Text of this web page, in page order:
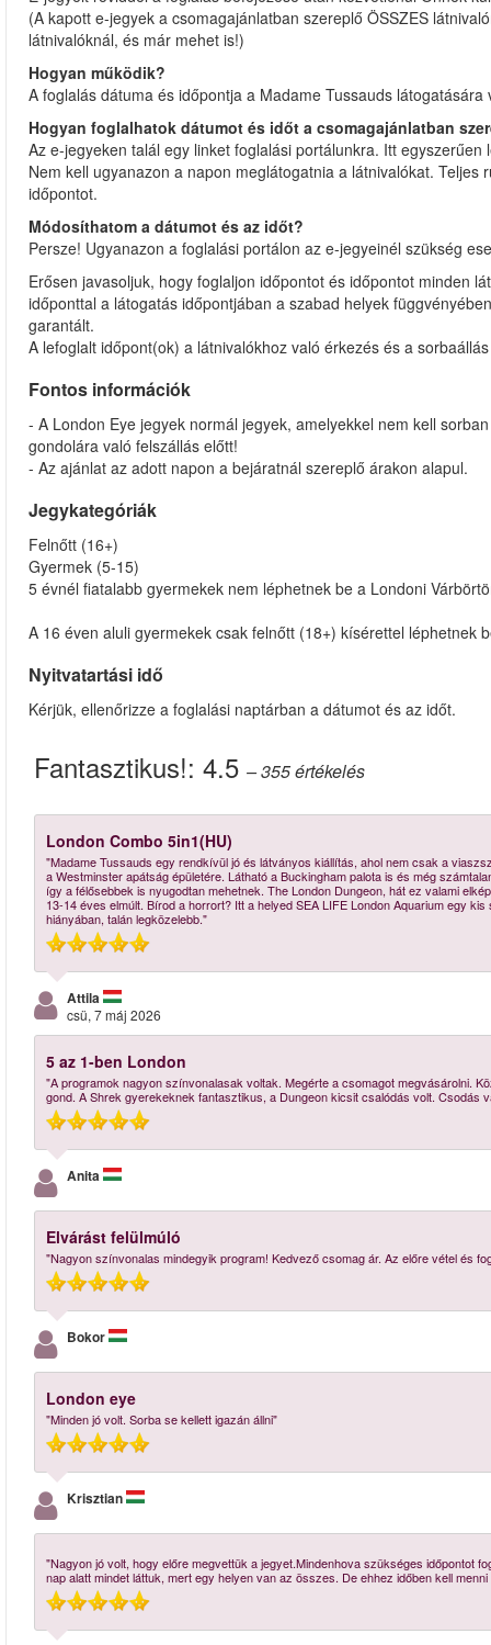
(A kapott e-jegyek a csomagajánlatban szereplő ÖSSZES
látnivalóknál, és már mehet is!)
Hogyan működik?
A foglalás dátuma és időpontja a Madame Tussauds látogatására
Hogyan foglalhatok dátumot és időt a csomagajánlatban
Az e-jegyeken talál egy linket foglalási portálunkra. Itt
Nem kell ugyanazon a napon meglátogatnia a látnivalókat.
időpontot.
Módosíthatom a dátumot és az időt?
Persze! Ugyanazon a foglalási portálon az e-jegyeinél szükség
Erősen javasoljuk, hogy foglaljon időpontot és időpontot minden
időponttal a látogatás időpontjában a szabad helyek
garantált.
A lefoglalt időpont(ok) a látnivalókhoz való érkezés és a
Fontos információk
- A London Eye jegyek normál jegyek, amelyekkel nem kell
gondolára való felszállás előtt!
- Az ajánlat az adott napon a bejáratnál szereplő árakon alapul.
Jegykategóriák
Felnőtt (16+)
Gyermek (5-15)
5 évnél fiatalabb gyermekek nem léphetnek be a Londoni
A 16 éven aluli gyermekek csak felnőtt (18+) kísérettel léphetnek
Nyitvatartási idő
Kérjük, ellenőrizze a foglalási naptárban a dátumot és az időt.
Fantasztikus!: 4.5 – 355értékelés
London Combo 5in1(HU)
"Madame Tussauds egy rendkívül jó és látványos kiállítás, ahol nem csak a
a Westminster apátság épületére. Látható a Buckingham palota is és még
így a félősebbek is nyugodtan mehetnek. The London Dungeon, hát ez valami
13-14 éves elmúlt. Bírod a horrort? Itt a helyed SEA LIFE London Aquarium egy
hiányában, talán legközelebb."
Attila
csü, 7 máj 2026
5 az 1-ben London
"A programok nagyon színvonalasak voltak. Megérte a csomagot megvásárolni.
gond. A Shrek gyerekeknek fantasztikus, a Dungeon kicsit csalódás volt. Csodás
Anita
Elvárást felülmúló
"Nagyon színvonalas mindegyik program! Kedvező csomag ár. Az előre vétel és
Bokor
London eye
"Minden jó volt. Sorba se kellett igazán állni"
Krisztian
"Nagyon jó volt, hogy előre megvettük a jegyet.Mindenhova szükséges időpontot
nap alatt mindet láttuk, mert egy helyen van az összes. De ehhez időben kell